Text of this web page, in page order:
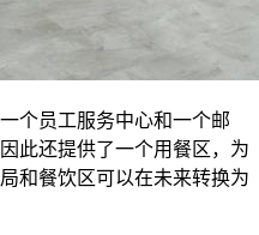
个员工服务中心和一个邮
此还提供了一个用餐区，为
和餐饮区可以在未来转换为